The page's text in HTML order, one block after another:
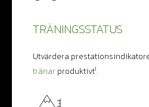
TRÄNINGSSTATUS
Utvärdera
tränar produktivt1.